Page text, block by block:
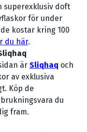
superexklusiv doft
för under
kostar kring 100
du här.
är Sliqhaq och
av exklusiva
Köp de
du
fram.